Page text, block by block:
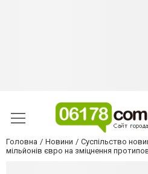
Головна Новини Суспільство
мільйонів євро на зміцнення